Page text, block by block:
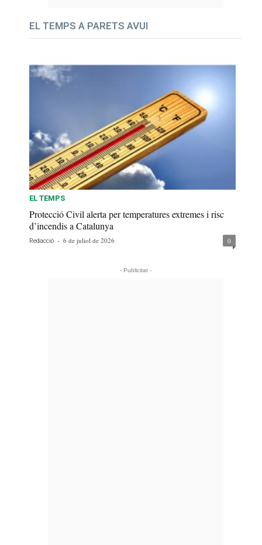
EL TEMPS A PARETS AVUI
EL TEMPS
Protecció Civil alerta per temperatures extremes i risc
d’incendis a Catalunya
Redacció - 6 de juliol de 2026 0
- Publicitat -